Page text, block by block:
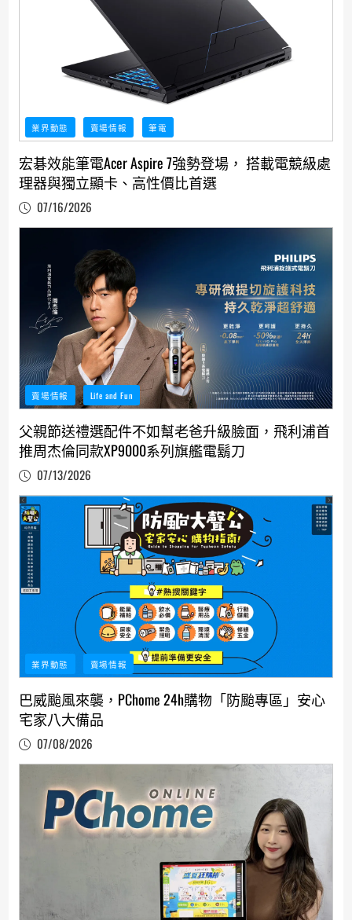
業界動態 賣場情報 筆電
宏碁效能筆電Acer Aspire 7強勢登場， 搭載電競級處
理器與獨立顯卡、高性價比首選
07/16/2026
賣場情報 Life and Fun
父親節送禮選配件不如幫老爸升級臉面，飛利浦首
推周杰倫同款XP9000系列旗艦電鬍刀
07/13/2026
業界動態 賣場情報
巴威颱風來襲，PChome 24h購物「防颱專區」安心
宅家八大備品
07/08/2026